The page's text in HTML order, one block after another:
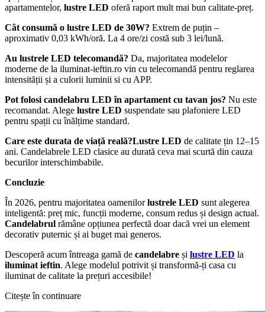
apartamentelor, lustre LED oferă raport mult mai bun calitate-preț.
Cât consumă o lustre LED de 30W? Extrem de puțin –
aproximativ 0,03 kWh/oră. La 4 ore/zi costă sub 3 lei/lună.
Au lustrele LED telecomandă? Da, majoritatea modelelor
moderne de la iluminat-ieftin.ro vin cu telecomandă pentru reglarea
intensității și a culorii luminii si cu APP.
Pot folosi candelabru LED în apartament cu tavan jos? Nu este
recomandat. Alege lustre LED suspendate sau plafoniere LED
pentru spații cu înălțime standard.
Care este durata de viață reală?Lustre LED de calitate țin 12–15
ani. Candelabrele LED clasice au durată ceva mai scurtă din cauza
becurilor interschimbabile.
Concluzie
În 2026, pentru majoritatea oamenilorlustrele LED sunt alegerea
inteligentă: preț mic, funcții moderne, consum redus și design actual.
Candelabrul rămâne opțiunea perfectă doar dacă vrei un element
decorativ puternic și ai buget mai generos.
Descoperă acum întreaga gamă de candelabre și lustre LED la
iluminat ieftin. Alege modelul potrivit și transformă-ți casa cu
iluminat de calitate la prețuri accesibile!
Citește în continuare